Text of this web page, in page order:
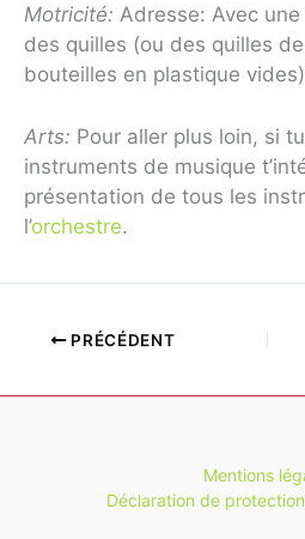
Motricité: Adresse: Avec
des quilles (ou des quilles
bouteilles en plastique
Arts: Pour aller plus loin, si
instruments de musique
présentation de tous les
l’orchestre.
PRÉCÉDENT
Mentions
Déclaration de